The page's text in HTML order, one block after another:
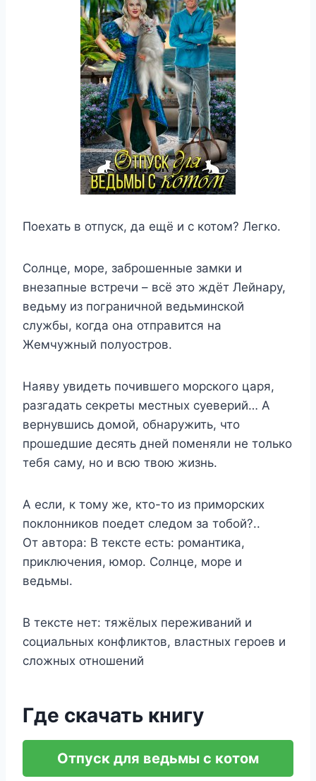
Поехать в отпуск, да ещё и с котом? Легко.
Солнце, море, заброшенные замки и
внезапные встречи – всё это ждёт Лейнару,
ведьму из пограничной ведьминской
службы, когда она отправится на
Жемчужный полуостров.
Наяву увидеть почившего морского царя,
разгадать секреты местных суеверий… А
вернувшись домой, обнаружить, что
прошедшие десять дней поменяли не только
тебя саму, но и всю твою жизнь.
А если, к тому же, кто-то из приморских
поклонников поедет следом за тобой?..
От автора: В тексте есть: романтика,
приключения, юмор. Солнце, море и
ведьмы.
В тексте нет: тяжёлых переживаний и
социальных конфликтов, властных героев и
сложных отношений
Где скачать книгу
Отпуск для ведьмы с котом